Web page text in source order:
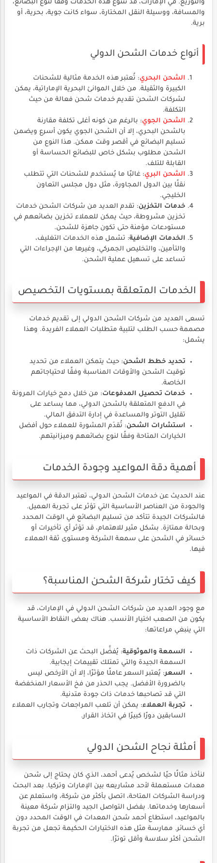
والتوزيع. في الإمارات، قد تتنوع هذه الخدمات وفقًا لنوع البضائع،
والمسافة، ووسيلة النقل المختارة، سواء كانت جوية، بحرية، أو
برية.
أنواع خدمات الشحن الدولي
الشحن البحري: تُعتبر هذه الخدمة مثالية للشحنات
الكبيرة والثقيلة. من خلال الموانئ البحرية الإماراتية، يمكن
لشركات الشحن تقديم خدمات شحن فعالة من حيث
التكلفة.
الشحن الجوي: بالرغم من كونه أغلى تكلفة مقارنة
بالشحن البحري، إلا أن الشحن الجوي يكون أسرع ويضمن
تسليم البضائع في أقصر وقت ممكن. هذا النوع من
الشحن مطلوب بشكل خاص للبضائع الحساسة أو
القابلة للتلف.
الشحن البري: غالبًا ما يُستخدم للشحنات التي تتطلب
نقلًا بين الدول المجاورة، مثل دول مجلس التعاون
الخليجي.
خدمات التخزين: تقدم العديد من شركات الشحن خدمات
تخزين مشروطة، حيث يمكن للعملاء تخزين بضائعهم في
مستودعات مؤمنة حتى تكون جاهزة للشحن.
الخدمات الإضافية: تشمل هذه الخدمات التغليف،
والتأمين، والتخليص الجمركي، وغيرها من الإجراءات التي
تساعد على تسهيل عملية الشحن.
الخدمات المتعلقة بمستويات التخصيص
تسعى العديد من شركات الشحن الدولي إلى تقديم خدمات
مصممة حسب الطلب لتلبية متطلبات العملاء الفريدة. وهذا
يشمل:
تحديد خطط الشحن: حيث يتمكن العملاء من تحديد
توقيت الشحن والأوقات المناسبة وفقًا لاحتياجاتهم
الخاصة.
خدمات تحصيل المدفوعات: من خلال دمج خيارات المرونة
في الدفع المتعلقة بالشحن الدولي، مما يساعد على
تقليل التوتر والمساعدة في إدارة التدفق المالي.
استشارات الشحن: تُقدَم المشورة للعملاء حول أفضل
الخيارات المتاحة وفقًا لنوع بضائعهم وميزانيتهم.
أهمية دقة المواعيد وجودة الخدمات
عند الحديث عن خدمات الشحن الدولي، تعتبر الدقة في المواعيد
والجودة من العناصر الأساسية التي تؤثر على تجربة العميل.
فالشركات الجيدة تتأكد من تسليم البضائع في الوقت المحدد
وبحالة ممتازة. بشكل مثير للاهتمام، قد تؤثر أي تأخيرات أو
خسائر في الشحن على سمعة الشركة ومستوى ثقة العملاء
فيها.
كيف تختار شركة الشحن المناسبة؟
مع وجود العديد من شركات الشحن الدولي في الإمارات، قد
يكون من الصعب اختيار الأنسب. هناك بعض النقاط الأساسية
التي ينبغي مراعاتها:
السمعة والموثوقية: يُفضَّل البحث عن الشركات ذات
السمعة الجيدة والتي تمتلك تقييمات إيجابية.
السعر: يُعتبر السعر عاملًا مؤثرًا، إلا أن الأرخص ليس
بالضرورة الأفضل. يجب الحذر من فخ الأسعار المنخفضة
التي قد تصاحبها خدمات ذات جودة متدنية.
تجربة العملاء: يمكن أن تلعب المراجعات وتجارب العملاء
السابقين دورًا كبيرًا في اتخاذ القرار.
أمثلة نجاح الشحن الدولي
لنأخذ مثالًا حيًا لشخص يُدعى أحمد، الذي كان يحتاج إلى شحن
معدات مستعملة لأحد مشاريعه بين الإمارات وتركيا. بعد البحث
ودراسة الشركات المتاحة، اتصل بأكثر من شركة، واستعلم عن
أسعارها وخدماتها. بفضل التواصل الجيد والتزام شركة معينة
بالمواعيد، استطاع أحمد شحن المعدات في الوقت المحدد دون
أي خسائر. ممارسة مثل هذه الاختيارات الحكيمة تجعل من تجربة
الشحن أكثر سلاسة وأقل توترًا.